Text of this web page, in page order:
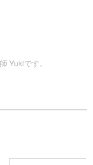
Yukiです。
素材を使って、ときめ